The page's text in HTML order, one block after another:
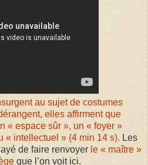
au sujet de costumes
elles affirment que
« espace sûr », un « foyer »
« intellectuel » (4 min 14 s). Les
de faire renvoyer le « maître »
que l’on voit ici.